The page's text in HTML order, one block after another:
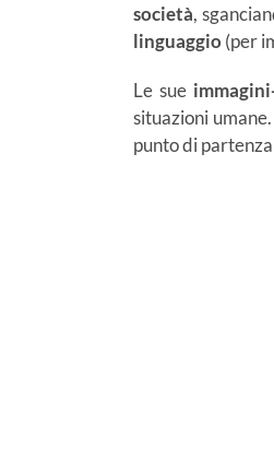
società,
linguaggio (per
Le sue
situazioni
punto di